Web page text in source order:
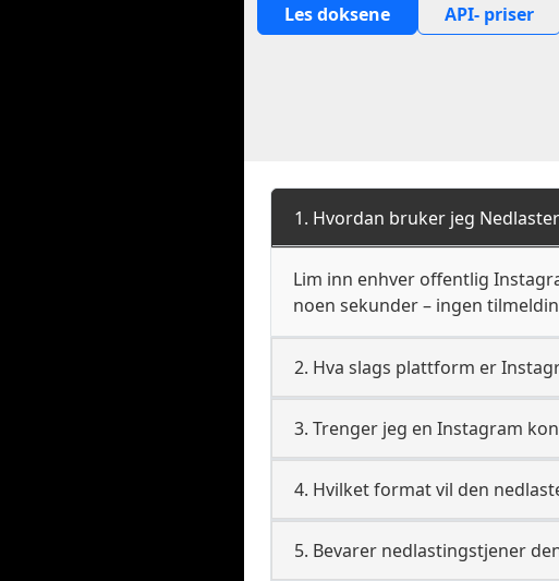
Les doksene API- priser
1. Hvordan bruker jeg
Lim inn enhver offentlig
noen sekunder – ingen
2. Hva slags plattform er
3. Trenger jeg en Instagram
4. Hvilket format vil den
5. Bevarer nedlastingstjener